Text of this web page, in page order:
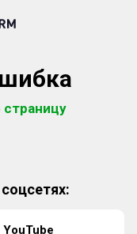
страницу
YouTube